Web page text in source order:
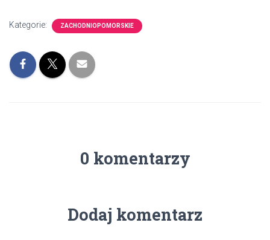
Kategorie: ZACHODNIOPOMORSKIE
0 komentarzy
Dodaj komentarz